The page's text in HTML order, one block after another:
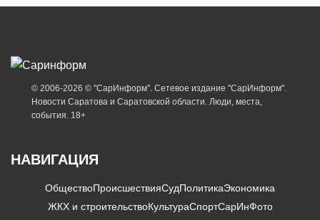
© 2006-2026 © "СарИнформ". Сетевое издание "СарИнформ".
Новости Саратова и Саратовской области. Люди, места,
события. 18+
НАВИГАЦИЯ
ОбществоПроисшествияСудПолитикаЭкономика
ЖКХ и строительствоКультураСпортСарИнФото